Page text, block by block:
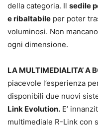
della categoria. Il sedile
e ribaltabile per poter
voluminosi. Non
ogni dimensione.
LA MULTIMEDIALITA’ A
piacevole l’esperienza
disponibili due nuovi
Link Evolution. E’
multimediale R-Link con